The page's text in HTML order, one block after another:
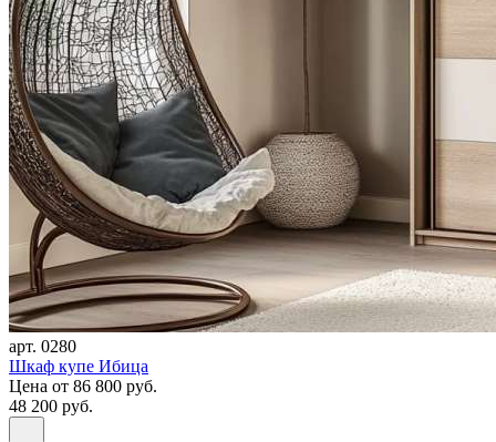
арт. 0280
Шкаф купе Ибица
Цена от 86 800 руб.
48 200 руб.